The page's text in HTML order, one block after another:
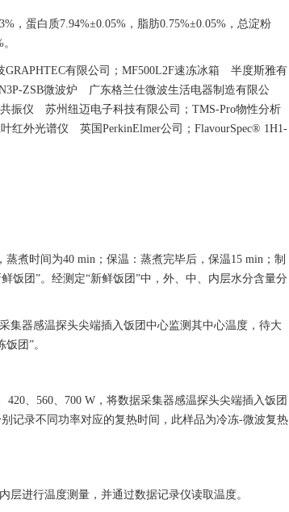
蛋白质7.94%±0.05%，脂肪0.75%±0.05%，总淀粉
有限公司；MF500L2F速冻冰箱 半度斯雅有
ZSB微波炉 广东格兰仕微波生活电器制造有限公
振仪 苏州纽迈电子科技有限公司；TMS-Pro物性分析
红外光谱仪 英国PerkinElmer公司；FlavourSpec® 1H1-
煮时间为40 min；保温：蒸煮完毕后，保温15 min；制
饭团”。经测定“新鲜饭团”中，外、中、内层水分含量分
器感温探头尖端插入饭团中心监测其中心温度，待大
团”。
、560、700 W，将数据采集器感温探头尖端插入饭团
记录不同功率对应的复热时间，此样品为冷冻-微波复热
进行温度测量，并通过数据记录仪读取温度。